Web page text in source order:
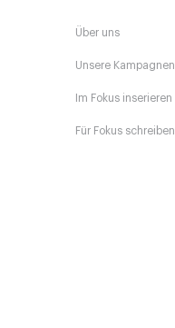
Über uns
Unsere Kampagnen
Im Fokus inserieren
Für Fokus schreiben